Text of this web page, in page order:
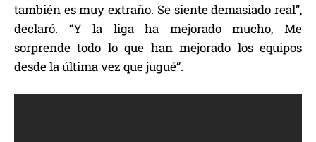
también es muy extraño. Se siente demasiado real”,
declaró. “Y la liga ha mejorado mucho, Me
sorprende todo lo que han mejorado los equipos
desde la última vez que jugué”.